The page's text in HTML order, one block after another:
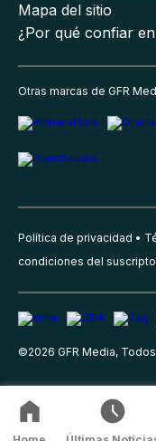
Mapa del sitio
¿Por qué confiar
Otras marcas de GFR
Política de privacidad
condiciones del
©2026 GFR Media,